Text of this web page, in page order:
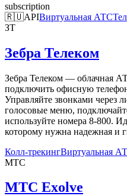
subscription
🇷🇺APIВиртуальная АТС
ЗТ
Зебра Телеком
Зебра Телеком — облачная
подключить офисную
Управляйте звонками через
голосовые меню,
используйте номера 8-800.
которому нужна надежная и
Колл-трекингВиртуальная
МТС
МТС Exolve